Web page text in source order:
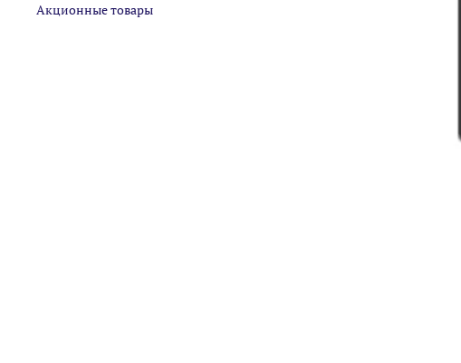
Акционные товары